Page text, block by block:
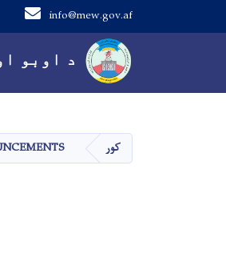
د اوبو
info@mew.gov.af
Main navigation
کور